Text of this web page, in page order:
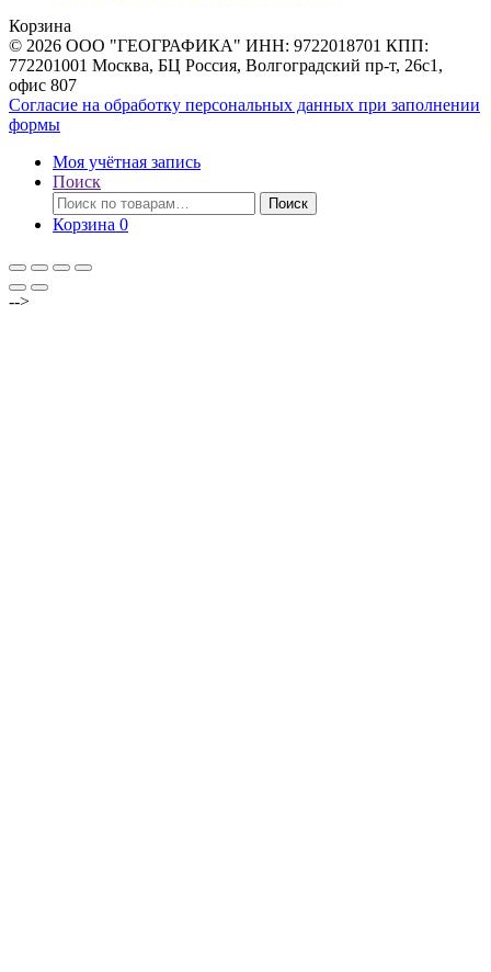
Корзина
© 2026 ООО "ГЕОГРАФИКА" ИНН: 9722018701 КПП:
772201001 Москва, БЦ Россия, Волгоградский пр-т, 26с1,
офис 807
Согласие на обработку персональных данных при заполнении
формы
Моя учётная запись
Поиск
Искать:
Поиск
Корзина 0
-->